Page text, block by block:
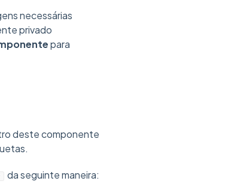
necessárias
privado
para
deste componente
da seguinte maneira: